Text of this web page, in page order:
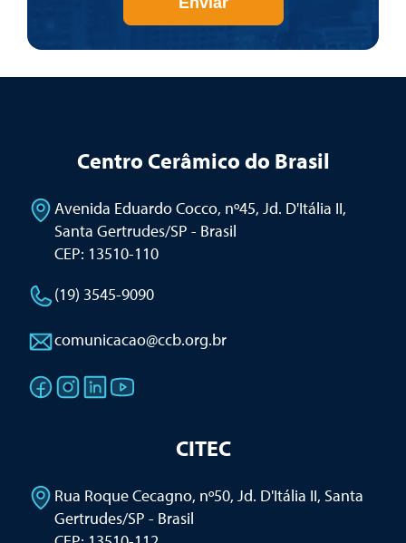
Centro Cerâmico do Brasil
Avenida Eduardo Cocco, nº45, Jd. D'Itália II,
Santa Gertrudes/SP - Brasil
CEP: 13510-110
(19) 3545-9090
comunicacao@ccb.org.br
CITEC
Rua Roque Cecagno, nº50, Jd. D'Itália II, Santa
Gertrudes/SP - Brasil